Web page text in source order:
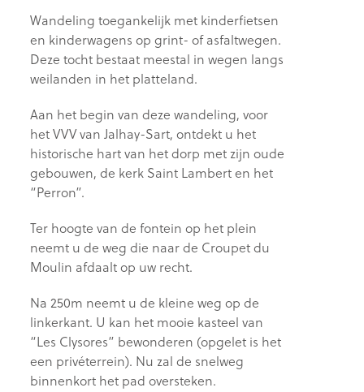
Wandeling toegankelijk met kinderfietsen
en kinderwagens op grint- of asfaltwegen.
Deze tocht bestaat meestal in wegen langs
weilanden in het platteland.
Aan het begin van deze wandeling, voor
het VVV van Jalhay-Sart, ontdekt u het
historische hart van het dorp met zijn oude
gebouwen, de kerk Saint Lambert en het
“Perron”.
Ter hoogte van de fontein op het plein
neemt u de weg die naar de Croupet du
Moulin afdaalt op uw recht.
Na 250m neemt u de kleine weg op de
linkerkant. U kan het mooie kasteel van
“Les Clysores” bewonderen (opgelet is het
een privéterrein). Nu zal de snelweg
binnenkort het pad oversteken.